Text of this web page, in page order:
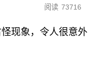
阅读 73716
现象，令人很意外